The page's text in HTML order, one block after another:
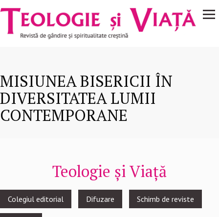
Mergi la conţinutul principal
Navigare
principală
MISIUNEA BISERICII ÎN
DIVERSITATEA LUMII
CONTEMPORANE
Teologie și Viață
Footer
menu
Colegiul editorial Difuzare Schimb de reviste